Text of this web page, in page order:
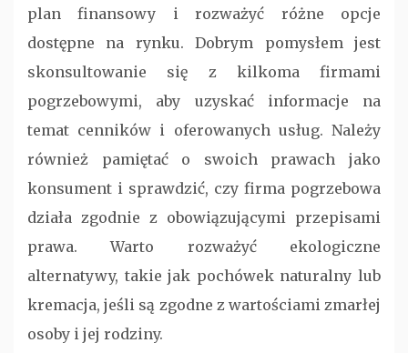
plan finansowy i rozważyć różne opcje
dostępne na rynku. Dobrym pomysłem jest
skonsultowanie się z kilkoma firmami
pogrzebowymi, aby uzyskać informacje na
temat cenników i oferowanych usług. Należy
również pamiętać o swoich prawach jako
konsument i sprawdzić, czy firma pogrzebowa
działa zgodnie z obowiązującymi przepisami
prawa. Warto rozważyć ekologiczne
alternatywy, takie jak pochówek naturalny lub
kremacja, jeśli są zgodne z wartościami zmarłej
osoby i jej rodziny.